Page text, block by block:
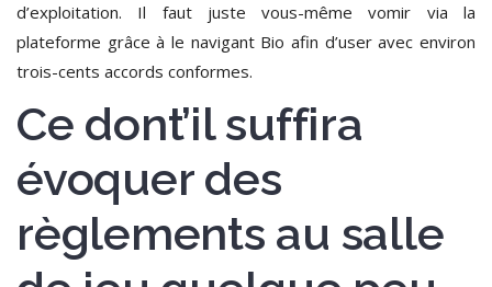
d’exploitation. Il faut juste vous-même vomir via la
plateforme grâce à le navigant Bio afin d’user avec environ
trois-cents accords conformes.
Ce dont’il suffira
évoquer des
règlements au salle